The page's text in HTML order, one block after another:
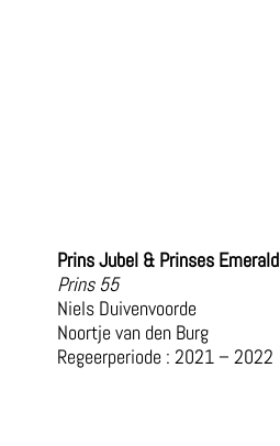
Prins Jubel & Prinses Emerald
Prins 55
Niels Duivenvoorde
Noortje van den Burg
Regeerperiode : 2021 – 2022